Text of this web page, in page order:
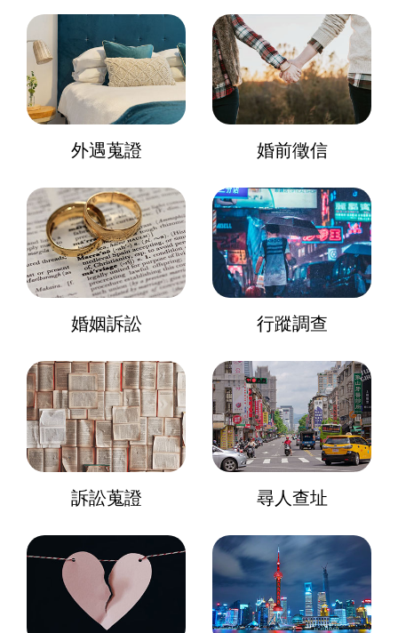
外遇蒐證 婚前徵信
婚姻訴訟 行蹤調查
訴訟蒐證 尋人查址